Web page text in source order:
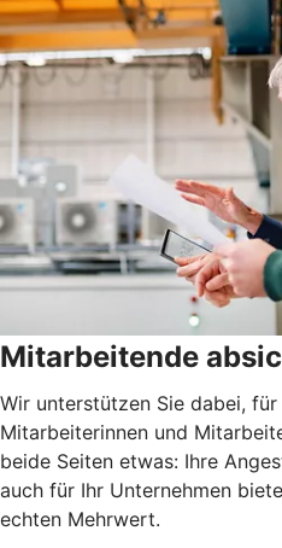
Mitarbeitende
Wir unterstützen Sie dabei,
Mitarbeiterinnen und
beide Seiten etwas: Ihre
auch für Ihr Unternehmen
echten Mehrwert.